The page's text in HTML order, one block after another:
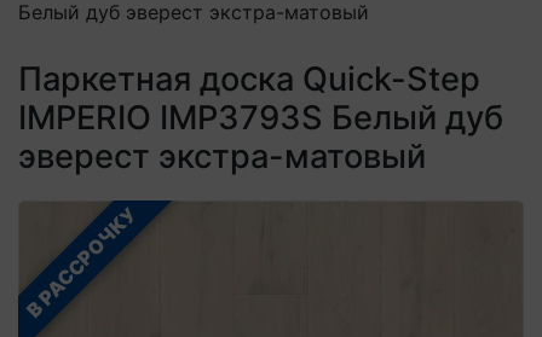
Влагостойкий ламинат
Посмотреть все категории
LOC FLOOR FANCY
LOC FLOOR ARCTIC
Посмотреть все категории
Кварцвиниловая плитка с укладкой
Клеевая кварцвиниловая плитка
Виниловый ламинат
Кварцвинил SPC OASIS
Посмотреть все категории
Профили для ступеней
Подложка
Аксессуары для напольных покрытий
Посмотреть все категории
Посмотреть все категории
Белый дуб эверест экстра-матовый
Паркетная доска Quick-Step
IMPERIO IMP3793S Белый дуб
эверест экстра-матовый
В РАССРОЧКУ